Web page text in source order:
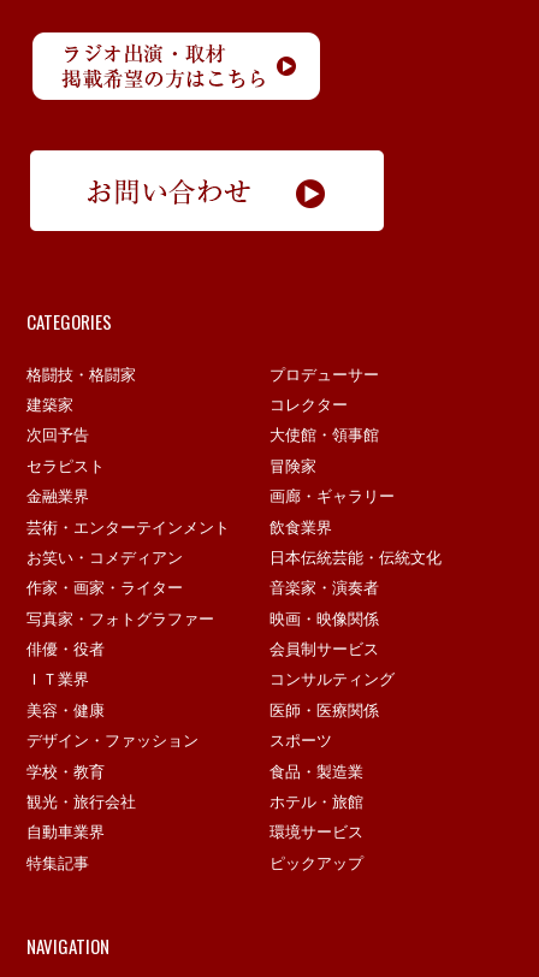
CATEGORIES
格闘技・格闘家
プロデューサー
建築家
コレクター
次回予告
大使館・領事館
セラピスト
冒険家
金融業界
画廊・ギャラリー
芸術・エンターテインメント
飲食業界
お笑い・コメディアン
日本伝統芸能・伝統文化
作家・画家・ライター
音楽家・演奏者
写真家・フォトグラファー
映画・映像関係
俳優・役者
会員制サービス
ＩＴ業界
コンサルティング
美容・健康
医師・医療関係
デザイン・ファッション
スポーツ
学校・教育
食品・製造業
観光・旅行会社
ホテル・旅館
自動車業界
環境サービス
特集記事
ピックアップ
NAVIGATION